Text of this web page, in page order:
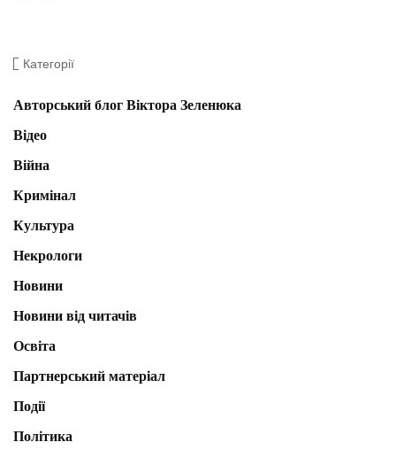
Категорії
Авторський блог Віктора Зеленюка
Відео
Війна
Кримінал
Культура
Некрологи
Новини
Новини від читачів
Освіта
Партнерський матеріал
Події
Політика